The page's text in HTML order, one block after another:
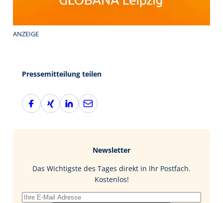
ANZEIGE
Pressemitteilung teilen
F
a
X
i
L
i
I
E
-
Newsletter
Das Wichtigste des Tages direkt in Ihr Postfach.
Kostenlos!